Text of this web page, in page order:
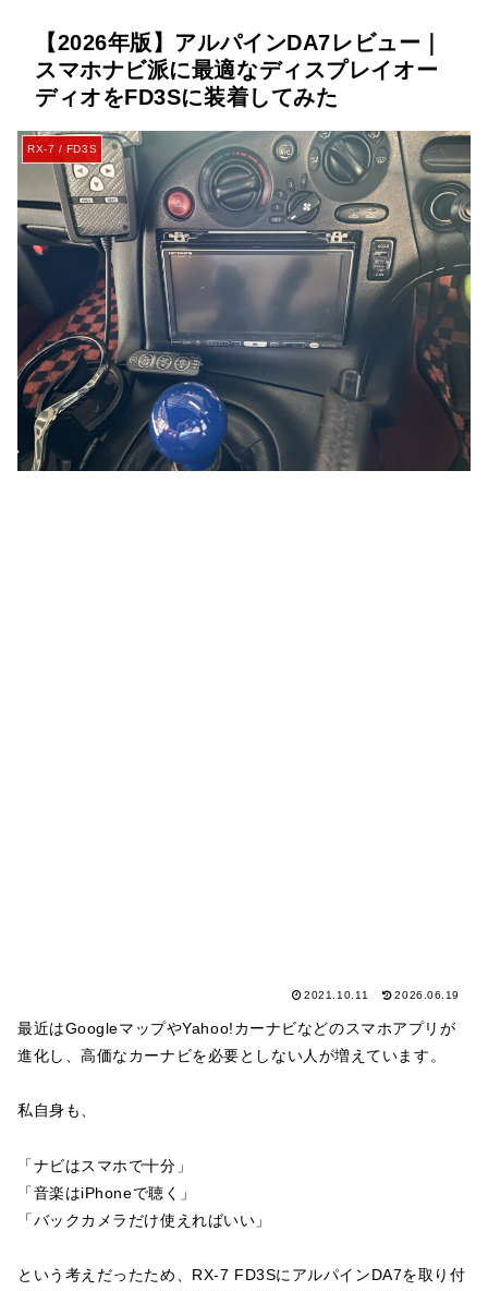
【2026年版】アルパインDA7レビュー｜
スマホナビ派に最適なディスプレイオー
ディオをFD3Sに装着してみた
RX-7 / FD3S
2021.10.11 2026.06.19
最近はGoogleマップやYahoo!カーナビなどのスマホアプリが
進化し、高価なカーナビを必要としない人が増えています。
私自身も、
「ナビはスマホで十分」
「音楽はiPhoneで聴く」
「バックカメラだけ使えればいい」
という考えだったため、RX-7 FD3SにアルパインDA7を取り付